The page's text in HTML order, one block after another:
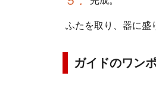
ふたを取り、器に盛
ガイドのワン